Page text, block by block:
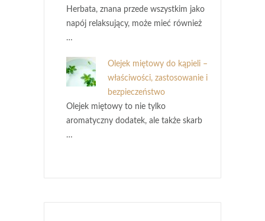
Herbata, znana przede wszystkim jako
napój relaksujący, może mieć również
…
Olejek miętowy do kąpieli –
właściwości, zastosowanie i
bezpieczeństwo
Olejek miętowy to nie tylko
aromatyczny dodatek, ale także skarb
…